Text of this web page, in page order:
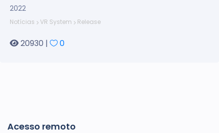
2022
Notícias VR System Release
20930 | 0
Acesso remoto